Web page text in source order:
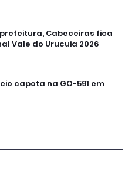
Cabeceiras fica
Vale do Urucuia 2026
capota na GO-591 em